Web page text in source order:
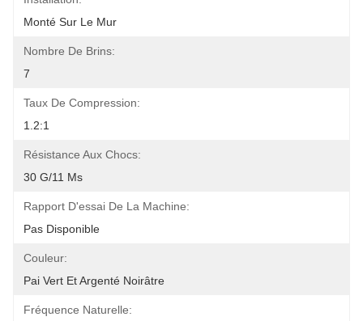
Monté Sur Le Mur
Nombre De Brins:
7
Taux De Compression:
1.2:1
Résistance Aux Chocs:
30 G/11 Ms
Rapport D'essai De La Machine:
Pas Disponible
Couleur:
Pai Vert Et Argenté Noirâtre
Fréquence Naturelle: